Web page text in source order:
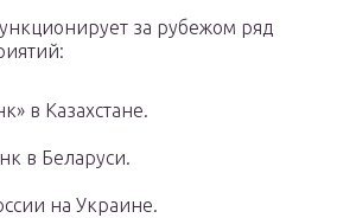
за рубежом ряд
в Казахстане.
в Беларуси.
на Украине.